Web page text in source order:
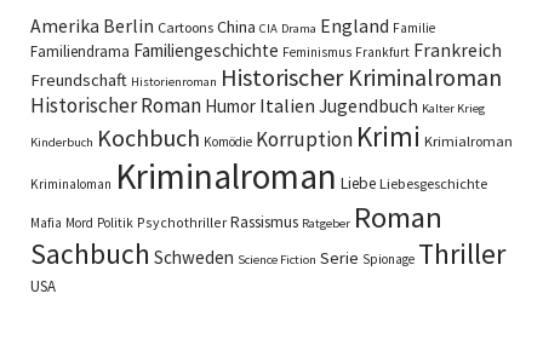
Amerika Berlin Cartoons China CIA Drama England Familie
Familiendrama Familiengeschichte Feminismus Frankfurt Frankreich
Freundschaft Historienroman Historischer Kriminalroman
Historischer Roman Humor Italien Jugendbuch Kalter Krieg
Kinderbuch Kochbuch Komödie Korruption Krimi Krimialroman
Kriminaloman Kriminalroman Liebe Liebesgeschichte
Mafia Mord Politik Psychothriller Rassismus Ratgeber Roman
Sachbuch Schweden Science Fiction Serie Spionage Thriller
USA